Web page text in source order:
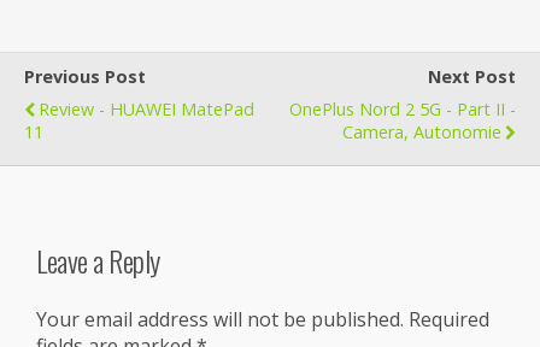
Previous Post
Review - HUAWEI MatePad
11
Next Post
OnePlus Nord 2 5G - Part II -
Camera, Autonomie
Leave a Reply
Your email address will not be published. Required